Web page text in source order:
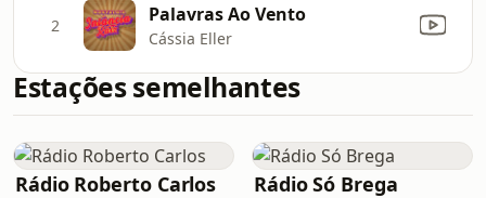
2 Palavras Ao Vento
Cássia Eller
Estações semelhantes
Rádio Roberto Carlos Rádio Só Brega